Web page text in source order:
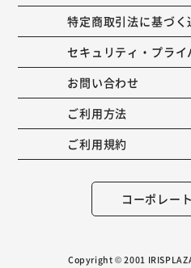
特定商取引法に基づ
セキュリティ・プラ
お問い合わせ
ご利用方法
ご利用規約
コーポレー
Copyright © 2001